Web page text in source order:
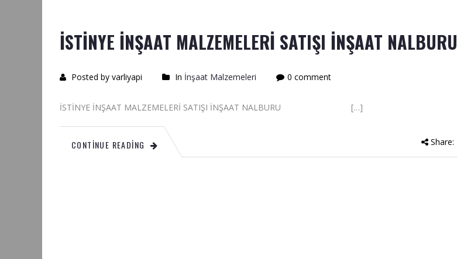
İSTİNYE İNŞAAT MALZEMELERİ SATIŞI İNŞAAT NALBURU
Posted by varliyapi In İnşaat Malzemeleri 0 comment
İSTİNYE İNŞAAT MALZEMELERİ SATIŞI İNŞAAT NALBURU […]
CONTINUE READING Share: